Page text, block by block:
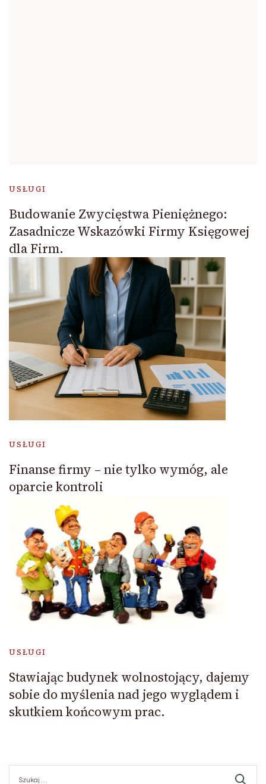
USŁUGI
Budowanie Zwycięstwa Pieniężnego:
Zasadnicze Wskazówki Firmy Księgowej
dla Firm.
USŁUGI
Finanse firmy – nie tylko wymóg, ale
oparcie kontroli
USŁUGI
Stawiając budynek wolnostojący, dajemy
sobie do myślenia nad jego wyglądem i
skutkiem końcowym prac.